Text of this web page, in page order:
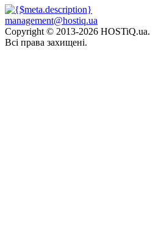
management@hostiq.ua
Copyright © 2013-2026 HOSTiQ.ua.
Всі права захищені.